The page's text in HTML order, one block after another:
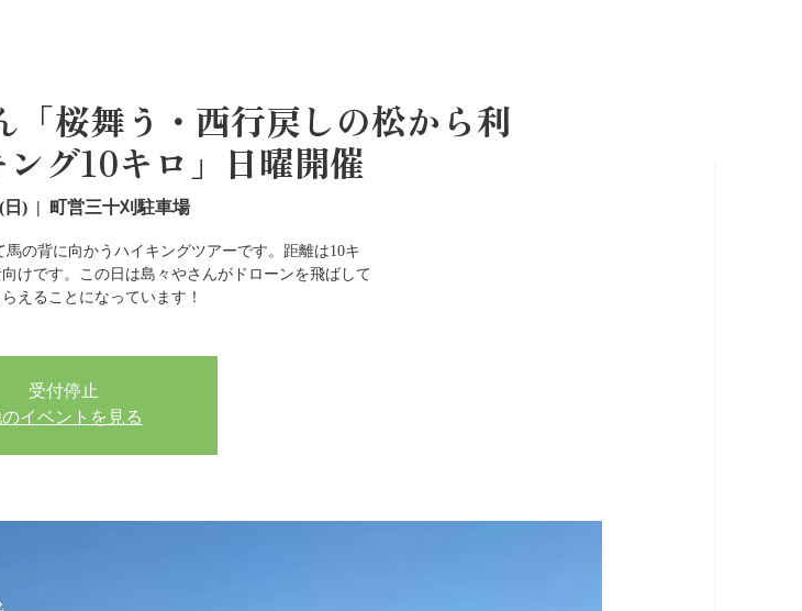
桜舞う・西行戻しの松から利
グ10キロ」日曜開催
日) 町営三十刈駐車場
の背に向かうハイキングツアーです。距離は10キ
けです。この日は島々やさんがドローンを飛ばして
受付停止
イベントを見る